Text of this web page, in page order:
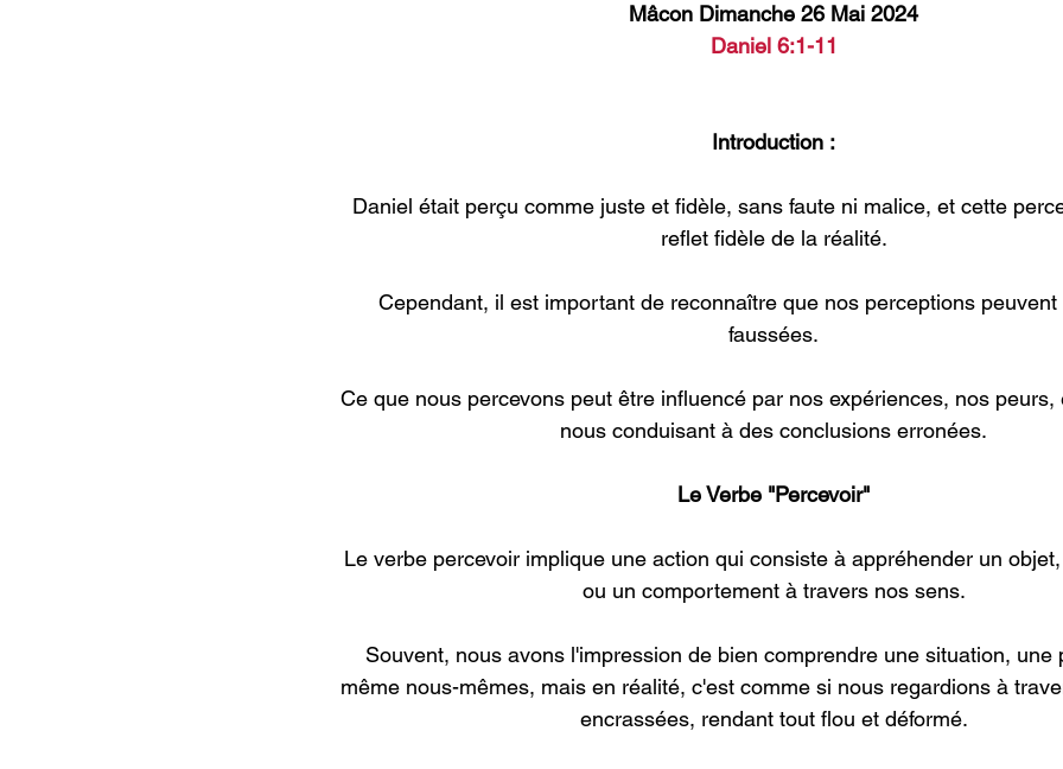
Mâcon Dimanche 26 Mai 2024
Daniel 6:1-11
Introduction :
Daniel était perçu comme juste et fidèle, sans faute ni malice, et cette
reflet fidèle de la réalité.
faussées.
nous conduisant à des conclusions erronées.
Le Verbe "Percevoir"
Le verbe percevoir implique une action qui consiste à appréhender un
ou un comportement à travers nos sens.
Souvent, nous avons l'impression de bien comprendre une situation, une
même nous-mêmes, mais en réalité, c'est comme si nous regardions à
encrassées, rendant tout flou et déformé.